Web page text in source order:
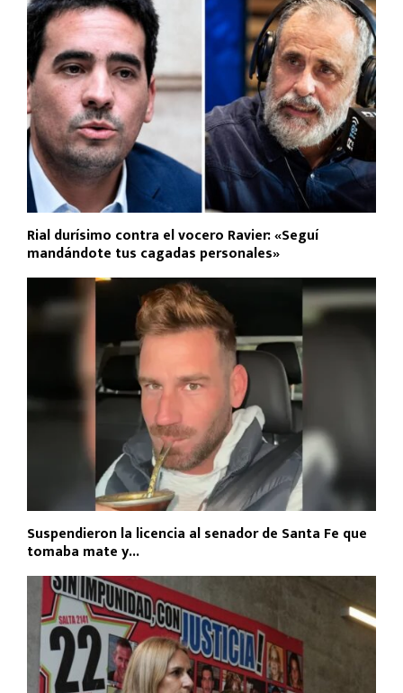
Rial durísimo contra el vocero Ravier: «Seguí
mandándote tus cagadas personales»
Suspendieron la licencia al senador de Santa Fe que
tomaba mate y...